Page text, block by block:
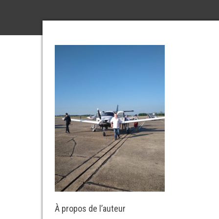
À propos de l’auteur